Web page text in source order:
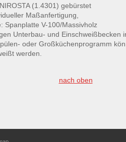
(1.4301) gebürstet
Maßanfertigung,
Spanplatte V-100/Massivholz
Unterbau- und Einschweißbecken
oder Großküchenprogramm
werden.
nach oben